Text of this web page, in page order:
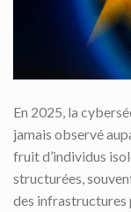
En 2025, la
jamais observé
fruit d’individus
structurées,
des infrastructures